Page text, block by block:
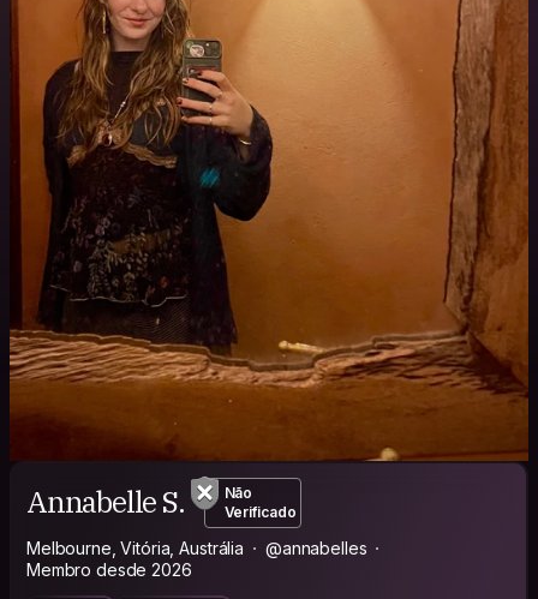
Annabelle S.
Não
Verificado
Melbourne, Vitória, Austrália
@annabelles
Membro desde 2026